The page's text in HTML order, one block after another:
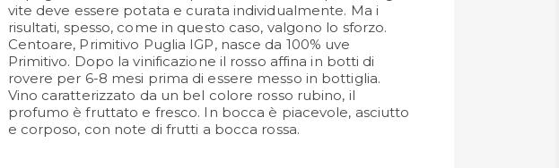
vite deve essere potata e curata individualmente. Ma i
risultati, spesso, come in questo caso, valgono lo sforzo.
Centoare, Primitivo Puglia IGP, nasce da 100% uve
Primitivo. Dopo la vinificazione il rosso affina in botti di
rovere per 6-8 mesi prima di essere messo in bottiglia.
Vino caratterizzato da un bel colore rosso rubino, il
profumo è fruttato e fresco. In bocca è piacevole, asciutto
e corposo, con note di frutti a bocca rossa.